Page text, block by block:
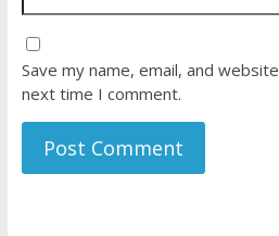
Save my name, email, and
next time I comment.